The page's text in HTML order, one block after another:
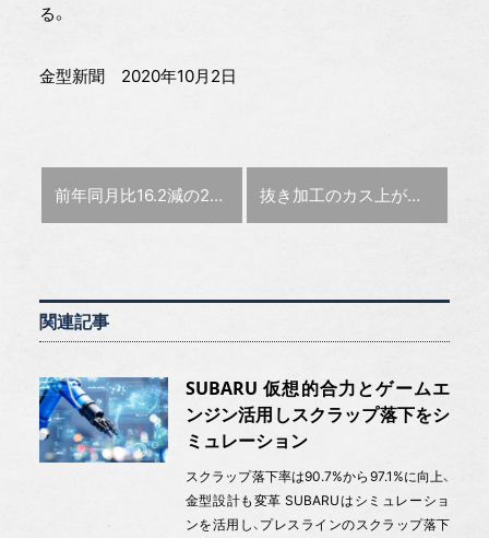
る。
金型新聞 2020年10月2日
前の記事 :
前年同月比16.2減の276億2,500万円 7月金型生産実績
次の記事 :
抜き加工のカス上がり防ぐ〜ハルツ〜
関連記事
SUBARU 仮想的合力とゲームエ
ンジン活用しスクラップ落下をシ
ミュレーション
スクラップ落下率は90.7%から97.1%に向上、
金型設計も変革 SUBARUはシミュレーショ
ンを活用し、プレスラインのスクラップ落下